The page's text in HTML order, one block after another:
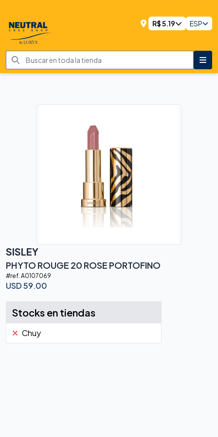
R$5.19 ESP
SISLEY
PHYTO ROUGE 20 ROSE PORTOFINO
#ref. A0107069
USD59.00
Stocks en tiendas
Chuy